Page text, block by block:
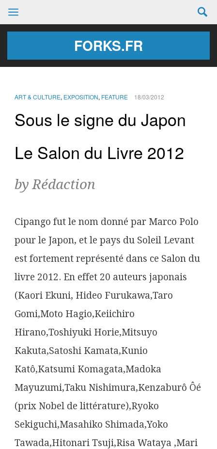
FORKS.FR
ART & CULTURE, EXPOSITION, FEATURE 18/03/2012
Sous le signe du Japon
Le Salon du Livre 2012
by Rédaction
Cipango fut le nom donné par Marco Polo
pour le Japon, et le pays du Soleil Levant
est fortement représenté dans ce Salon du
livre 2012. En effet 20 auteurs japonais
(Kaori Ekuni, Hideo Furukawa,Taro
Gomi,Moto Hagio,Keiichiro
Hirano,Toshiyuki Horie,Mitsuyo
Kakuta,Satoshi Kamata,Kunio
Katô,Katsumi Komagata,Madoka
Mayuzumi,Taku Nishimura,Kenzaburô Ôé
(prix Nobel de littérature),Ryoko
Sekiguchi,Masahiko Shimada,Yoko
Tawada,Hitonari Tsuji,Risa Wataya ,Mari